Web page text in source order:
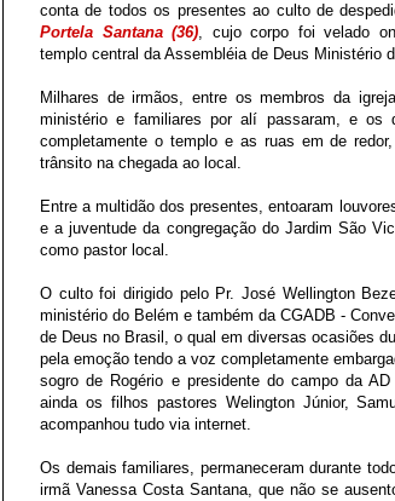
conta de todos os presentes ao culto de
Portela Santana (36), cujo corpo foi velado
templo central da Assembléia de Deus Ministério
Milhares de irmãos, entre os membros da
ministério e familiares por alí passaram, e os
completamente o templo e as ruas em de
trânsito na chegada ao local.
Entre a multidão dos presentes, entoaram
e a juventude da congregação do Jardim São
como pastor local.
O culto foi dirigido pelo Pr. José Wellington
ministério do Belém e também da CGADB -
de Deus no Brasil, o qual em diversas ocasiões
pela emoção tendo a voz completamente
sogro de Rogério e presidente do campo da
ainda os filhos pastores Welington Júnior,
acompanhou tudo via internet.
Os demais familiares, permaneceram durante
irmã Vanessa Costa Santana, que não se